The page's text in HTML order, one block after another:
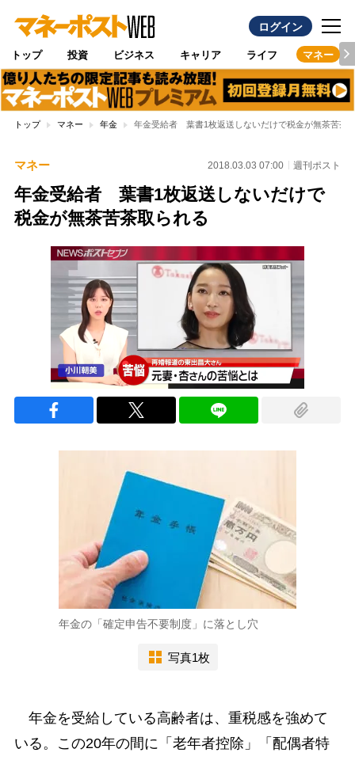
ログイン
トップ 投資 ビジネス キャリア ライフ マネー
トップ マネー 年金 年金受給者 葉書1枚返送しないだけで税金が無茶苦茶
マネー 2018.03.03 07:00 週刊ポスト
年金受給者 葉書1枚返送しないだけで
税金が無茶苦茶取られる
年金の「確定申告不要制度」に落とし穴
写真1枚
年金を受給している高齢者は、重税感を強めて
いる。この20年の間に「老年者控除」「配偶者特